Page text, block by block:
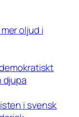
oljud i
djupa
i svensk